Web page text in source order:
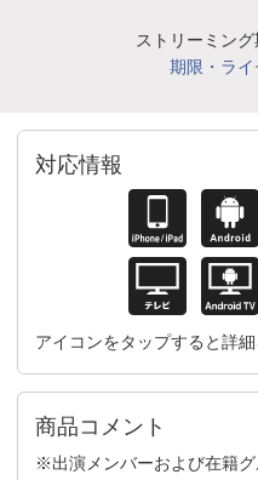
ストリーミン
期限・ライ
対応情報
アイコンをタップすると詳細
商品コメント
※出演メンバーおよび在籍